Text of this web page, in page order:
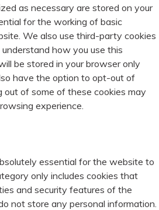
as necessary are stored on your
for the working of basic
We also use third-party cookies
how you use this
be stored in your browser only
have the option to opt-out of
out of some of these cookies may
experience.
essential for the website to
only includes cookies that
and security features of the
not store any personal information.